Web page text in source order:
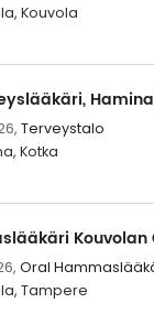
Kouvola
Terveystalo
Kotka
Oral
Tampere